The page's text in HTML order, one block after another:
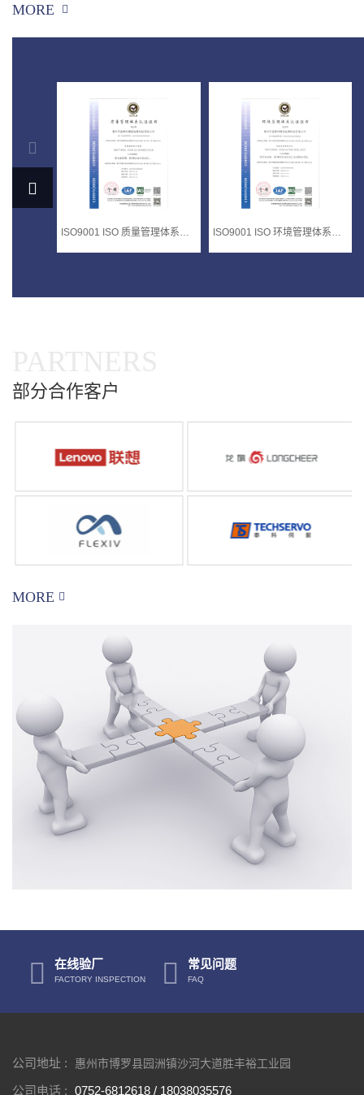
MORE
ISO9001 ISO 质量管理体系认证 ISO9001 ISO 环境管理体系认证
部分合作客户
MORE
在线验厂
FACTORY INSPECTION
常见问题
FAQ
公司地址 : 惠州市博罗县园洲镇沙河大道胜丰裕工业园
公司电话 : 0752-6812618 / 18038035576